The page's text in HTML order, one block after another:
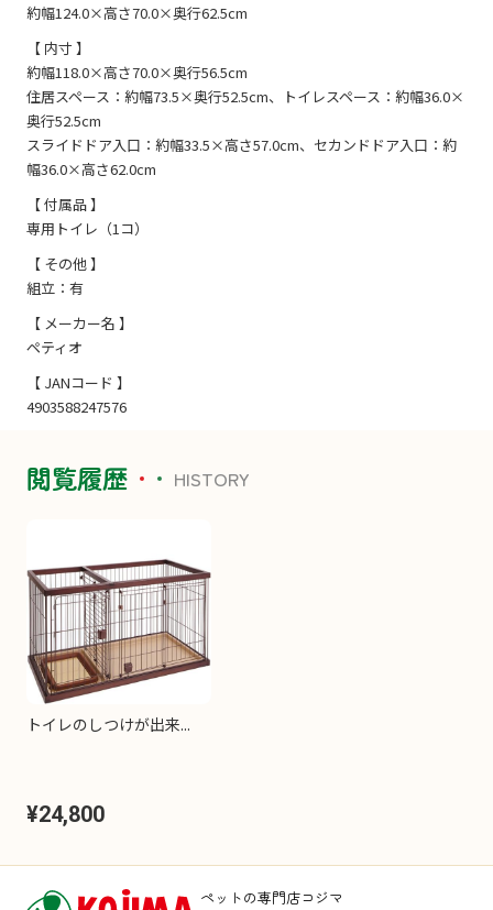
約幅124.0×高さ70.0×奥行62.5cm
【 内寸 】
約幅118.0×高さ70.0×奥行56.5cm
住居スペース：約幅73.5×奥行52.5cm、トイレスペース：約幅36.0×
奥行52.5cm
スライドドア入口：約幅33.5×高さ57.0cm、セカンドドア入口：約
幅36.0×高さ62.0cm
【 付属品 】
専用トイレ（1コ）
【 その他 】
組立：有
【 メーカー名 】
ペティオ
【 JANコード 】
4903588247576
閲覧履歴 HISTORY
トイレのしつけが出来...
¥24,800
ペットの専門店コジマ